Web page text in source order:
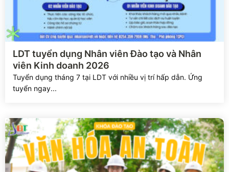
Xem chi tiết
LDT tuyển dụng Nhân viên Đào tạo và Nhân
viên Kinh doanh 2026
Tuyển dụng tháng 7 tại LDT với nhiều vị trí hấp dẫn. Ứng
tuyển ngay...